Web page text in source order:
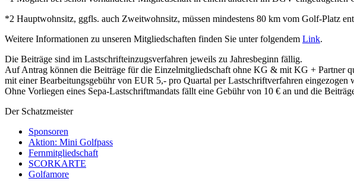
*2 Hauptwohnsitz, ggfls. auch Zweitwohnsitz, müssen mindestens 80 km vom Golf-Platz
Weitere Informationen zu unseren Mitgliedschaften finden Sie unter folgendem Link.
Die Beiträge sind im Lastschrifteinzugsverfahren jeweils zu Jahresbeginn fällig.
Auf Antrag können die Beiträge für die Einzelmitgliedschaft ohne KG & mit KG + Partner
mit einer Bearbeitungsgebühr von EUR 5,- pro Quartal per Lastschriftverfahren eingezogen
Ohne Vorliegen eines Sepa-Lastschriftmandats fällt eine Gebühr von 10 € an und die
Der Schatzmeister
Sponsoren
Aktion: Mini Golfpass
Fernmitgliedschaft
SCORKARTE
Golfamore